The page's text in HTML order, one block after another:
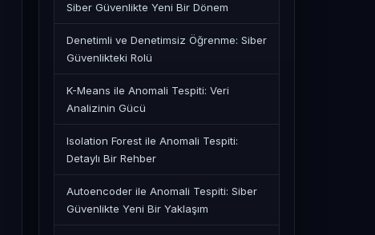
Siber Güvenlikte Yeni Bir Dönem
Denetimli ve Denetimsiz Öğrenme: Siber
Güvenlikteki Rolü
K-Means ile Anomali Tespiti: Veri
Analizinin Gücü
Isolation Forest ile Anomali Tespiti:
Detaylı Bir Rehber
Autoencoder ile Anomali Tespiti: Siber
Güvenlikte Yeni Bir Yaklaşım